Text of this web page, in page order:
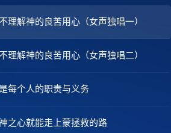
理解神的良苦用心（女声独唱一）
理解神的良苦用心（女声独唱二）
每个人的职责与义务
之心就能走上蒙拯救的路